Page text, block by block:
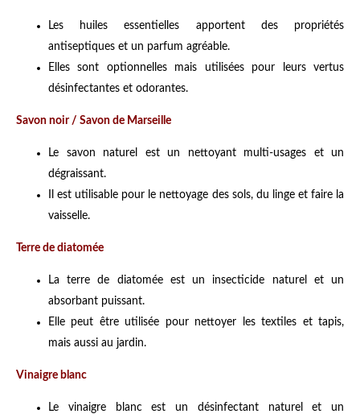
Les huiles essentielles apportent des propriétés
antiseptiques et un parfum agréable.
Elles sont optionnelles mais utilisées pour leurs vertus
désinfectantes et odorantes.
Savon noir / Savon de Marseille
Le savon naturel est un nettoyant multi-usages et un
dégraissant.
Il est utilisable pour le nettoyage des sols, du linge et faire la
vaisselle.
Terre de diatomée
La terre de diatomée est un insecticide naturel et un
absorbant puissant.
Elle peut être utilisée pour nettoyer les textiles et tapis,
mais aussi au jardin.
Vinaigre blanc
Le vinaigre blanc est un désinfectant naturel et un